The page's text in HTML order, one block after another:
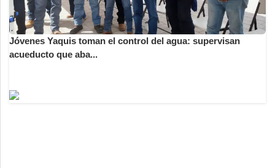
Jóvenes Yaquis toman el control del agua: supervisan
acueducto que aba...